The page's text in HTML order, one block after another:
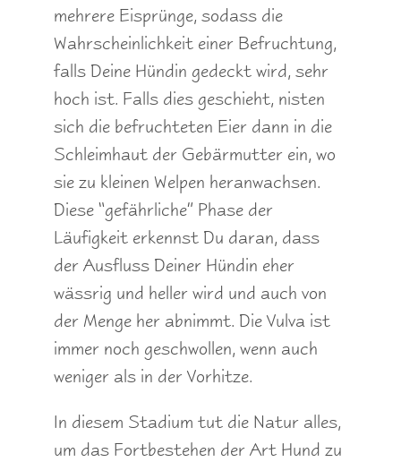
mehrere Eisprünge, sodass die
Wahrscheinlichkeit einer Befruchtung,
falls Deine Hündin gedeckt wird, sehr
hoch ist. Falls dies geschieht, nisten
sich die befruchteten Eier dann in die
Schleimhaut der Gebärmutter ein, wo
sie zu kleinen Welpen heranwachsen.
Diese “gefährliche” Phase der
Läufigkeit erkennst Du daran, dass
der Ausfluss Deiner Hündin eher
wässrig und heller wird und auch von
der Menge her abnimmt. Die Vulva ist
immer noch geschwollen, wenn auch
weniger als in der Vorhitze.
In diesem Stadium tut die Natur alles,
um das Fortbestehen der Art Hund zu